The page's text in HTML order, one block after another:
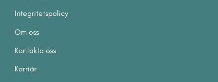
Integritetspolicy
Om oss
Kontakta oss
Karriär